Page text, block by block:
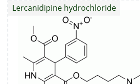
(méthoxyméthyl)-2,6-
diméthyl-
nitrophényl)-1,4-
dihydropyridine-
Lercanidipine hydrochloride